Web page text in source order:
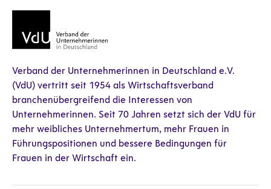
Verband der Unternehmerinnen in Deutschland e.V.
(VdU) vertritt seit 1954 als Wirtschaftsverband
branchenübergreifend die Interessen von
Unternehmerinnen. Seit 70 Jahren setzt sich der VdU für
mehr weibliches Unternehmertum, mehr Frauen in
Führungspositionen und bessere Bedingungen für
Frauen in der Wirtschaft ein.